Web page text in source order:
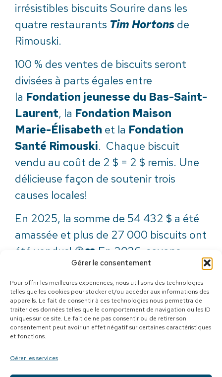
Gérer le consentement
Pour offrir les meilleures expériences, nous utilisons des technologies
telles que les cookies pour stocker et/ou accéder aux informations des
appareils. Le fait de consentir à ces technologies nous permettra de
traiter des données telles que le comportement de navigation ou les ID
uniques sur ce site. Le fait de ne pas consentir ou de retirer son
consentement peut avoir un effet négatif sur certaines caractéristiques
et fonctions.
Gérer les services
irrésistibles biscuits Sourire dans les
quatre restaurants Tim Hortons de
Rimouski.
100 % des ventes de biscuits seront
divisées à parts égales entre
la Fondation jeunesse du Bas-Saint-
Laurent, la Fondation Maison
Marie-Élisabeth et la Fondation
Santé Rimouski. Chaque biscuit
vendu au coût de 2 $ = 2 $ remis. Une
délicieuse façon de soutenir trois
causes locales!
En 2025, la somme de 54 432 $ a été
amassée et plus de 27 000 biscuits ont
été vendus! 🍪❤️ En 2026, soyons
encore plus gourmands!